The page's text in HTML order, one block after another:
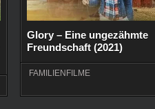
Glory – Eine ungezähmte
Freundschaft (2021)
FAMILIENFILME